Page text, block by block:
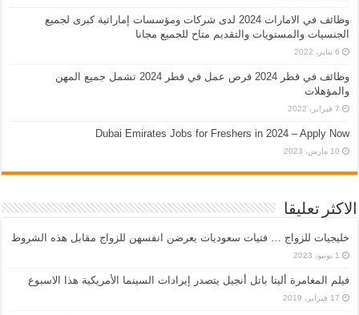
وظائف في الامارات 2024 لدى شركات ومؤسسات إماراتية كبرى لجميع
الجنسيات والمستويات والتقديم متاح للجميع مجانا
6 يناير، 2022
وظائف في قطر 2024 فرص عمل في قطر 2024 تشمل جميع المهن
والمؤهلات
7 فبراير، 2022
Dubai Emirates Jobs for Freshers in 2024 – Apply Now
10 مارس، 2023
الاكثر تعليقا
خليجيات للزواج … فتيات سعوديات يعرضن انفسهن للزواج مقابل هذه الشروط
1 يونيو، 2023
فيلم المغامرة أليتا‭ ‬باتل أنجيل يتصدر إيرادات السينما الأمريكية هذا الاسبوع
17 فبراير، 2019